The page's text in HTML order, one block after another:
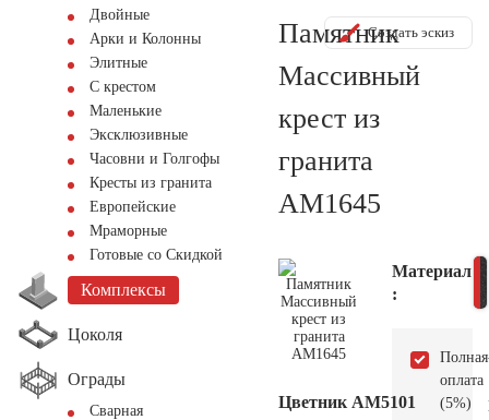
Двойные
Арки и Колонны
Элитные
С крестом
Маленькие
Эксклюзивные
Часовни и Голгофы
Кресты из гранита
Европейские
Мраморные
Готовые со Скидкой
Комплексы
Цоколя
Ограды
Сварная
Памятник
Массивный
крест из
гранита
AM1645
Создать эскиз
Цветник АМ5101
Материал
:
Полная
оплата
(5%)